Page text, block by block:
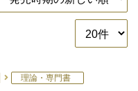
理論・専門書